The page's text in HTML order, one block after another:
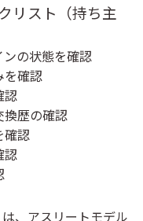
リスト（持ち主
の状態を確認
を確認
認
換歴の確認
確認
認
、アスリートモデル